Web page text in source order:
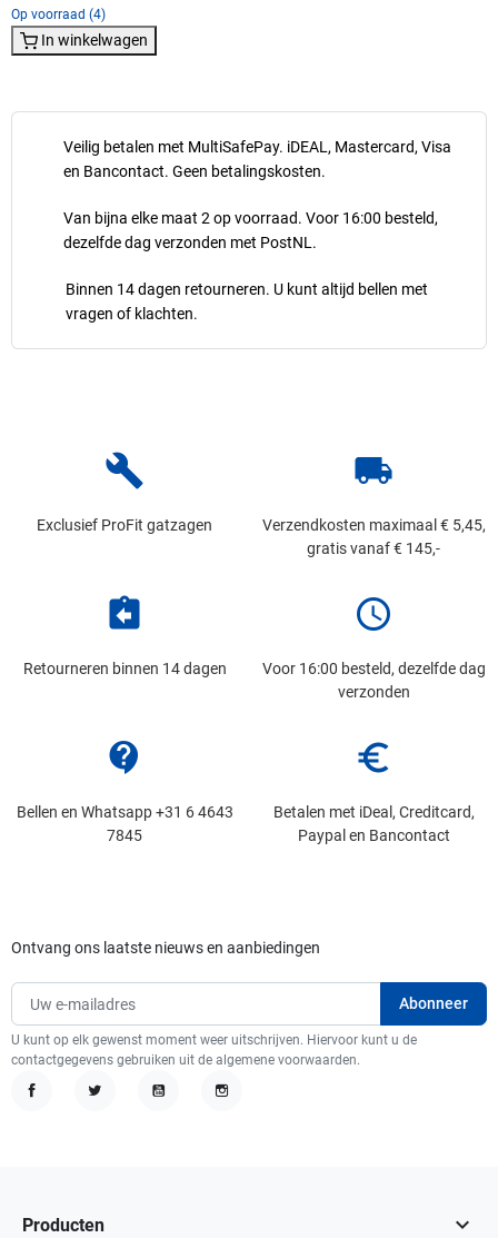
Veilig betalen met MultiSafePay. iDEAL, Mastercard, Visa
en Bancontact. Geen betalingskosten.
Van bijna elke maat 2 op voorraad. Voor 16:00 besteld,
dezelfde dag verzonden met PostNL.
Binnen 14 dagen retourneren. U kunt altijd bellen met
vragen of klachten.
Op voorraad (4)
In winkelwagen
build
Exclusief ProFit gatzagen
local_shipping
Verzendkosten maximaal € 5,45,
gratis vanaf € 145,-
assignment_return
Retourneren binnen 14 dagen
schedule
Voor 16:00 besteld, dezelfde dag
verzonden
contact_support
Bellen en Whatsapp +31 6 4643
7845
euro_symbol
Betalen met iDeal, Creditcard,
Paypal en Bancontact
Ontvang ons laatste nieuws en aanbiedingen
U kunt op elk gewenst moment weer uitschrijven. Hiervoor kunt u de
contactgegevens gebruiken uit de algemene voorwaarden.
Producten 